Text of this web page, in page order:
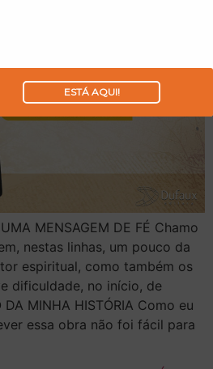
mas […]
MENSAGEM DE FÉ Chamo
nestas linhas, um pouco da
espiritual, como também os
dificuldade, no início, de
MINHA HISTÓRIA Como eu
essa obra não foi fácil para
ESTÁ AQUI!